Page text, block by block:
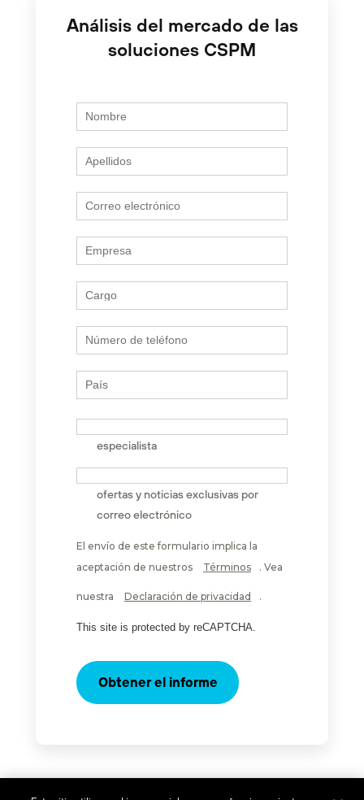
Análisis del mercado de las
soluciones CSPM
especialista
ofertas y noticias exclusivas por
correo electrónico
El envío de este formulario implica la
aceptación de nuestros
Términos . Vea
nuestra Declaración de privacidad .
This site is protected by reCAPTCHA.
Obtener el informe